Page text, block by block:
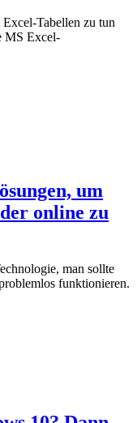
Tabellen zu tun
MS Excel-
um
online zu
man sollte
funktionieren.